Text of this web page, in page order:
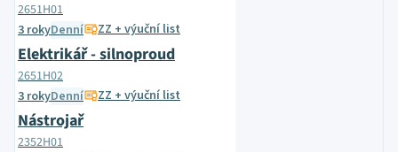
2651H01
3 rokyDenní ZZ + výuční list
Elektrikář - silnoproud
2651H02
3 rokyDenní ZZ + výuční list
Nástrojař
2352H01